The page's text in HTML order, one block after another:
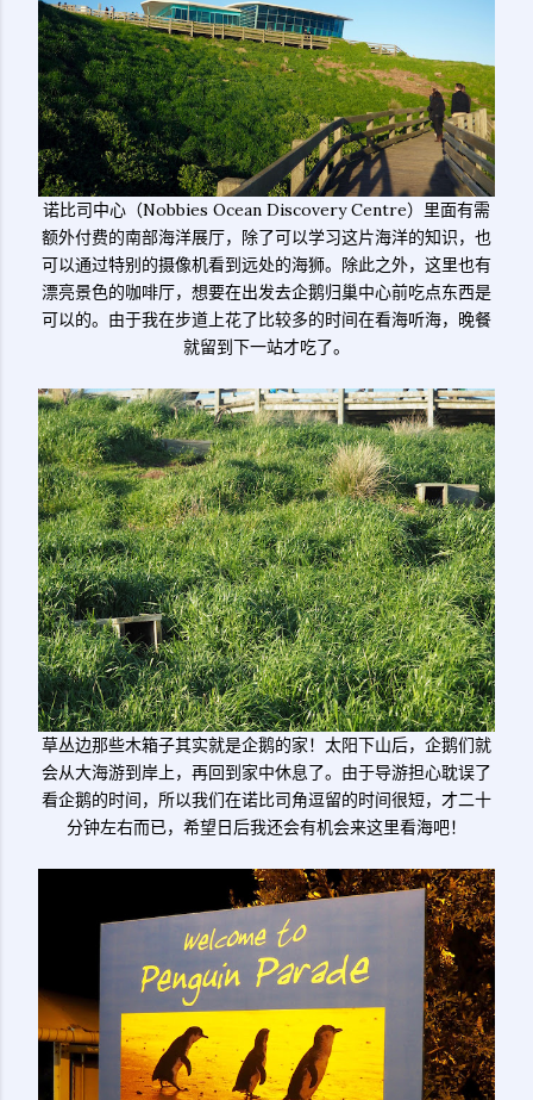
诺比司中心（Nobbies Ocean Discovery Centre）里面有需
额外付费的南部海洋展厅，除了可以学习这片海洋的知识，也
可以通过特别的摄像机看到远处的海狮。除此之外，这里也有
漂亮景色的咖啡厅，想要在出发去企鹅归巢中心前吃点东西是
可以的。由于我在步道上花了比较多的时间在看海听海，晚餐
就留到下一站才吃了。
草丛边那些木箱子其实就是企鹅的家！太阳下山后，企鹅们就
会从大海游到岸上，再回到家中休息了。由于导游担心耽误了
看企鹅的时间，所以我们在诺比司角逗留的时间很短，才二十
分钟左右而已，希望日后我还会有机会来这里看海吧！